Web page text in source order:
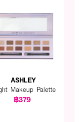
ASHLEY
Makeup Palette
฿379